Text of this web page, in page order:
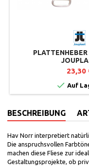
PLATTENHEBER
23,30
 Auf
BESCHREIBUNG
Hav Norr interpretiert
Die anspruchsvollen
machen diese Fliese zur
Gestaltungsprojekte, ob